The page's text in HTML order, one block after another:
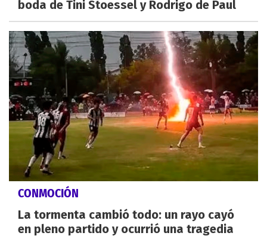
boda de Tini Stoessel y Rodrigo de Paul
CONMOCIÓN
La tormenta cambió todo: un rayo cayó
en pleno partido y ocurrió una tragedia